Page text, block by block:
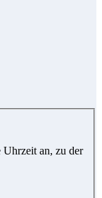
Uhrzeit an, zu der